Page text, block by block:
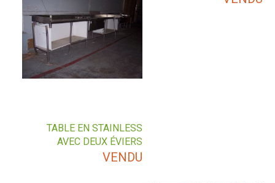
TABLE EN STAINLESS
AVEC DEUX ÉVIERS
VENDU